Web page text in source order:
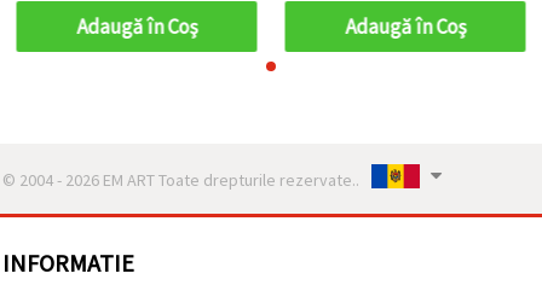
Adaugă în Coş Adaugă în Coş
© 2004 - 2026 EM ART Toate drepturile rezervate..
INFORMATIE